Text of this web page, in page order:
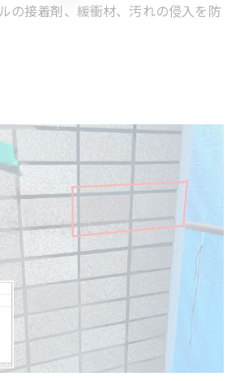
の接着剤、緩衝材、汚れの侵入を防